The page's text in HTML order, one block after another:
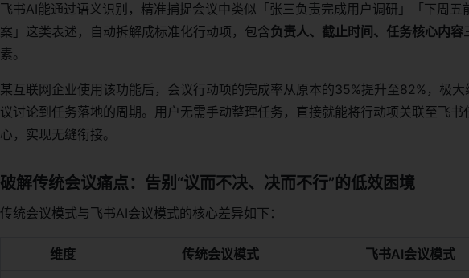
飞书AI能通过语义识别，精准捕捉会议中类似「张三负责完成用户调研」「下周五
案」这类表述，自动拆解成标准化行动项，包含负责人、截止时间、任务核心内容
素。
某互联网企业使用该功能后，会议行动项的完成率从原本的35%提升至82%，极大
议讨论到任务落地的周期。用户无需手动整理任务，直接就能将行动项关联至飞书
心，实现无缝衔接。
破解传统会议痛点：告别“议而不决、决而不行”的低效困境
传统会议模式与飞书AI会议模式的核心差异如下：
维度 传统会议模式 飞书AI会议模式